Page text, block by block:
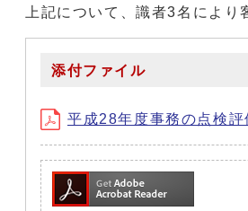
上記について、識者3名により
添付ファイル
平成28年度事務の点検評